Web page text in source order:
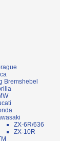
Bremshebel
ZX-6R/636
ZX-10R